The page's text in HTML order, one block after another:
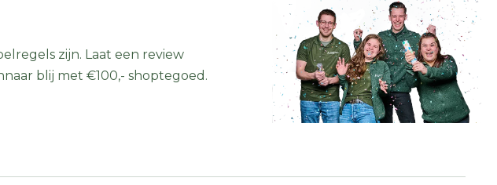
zijn. Laat een review
blij met €100,- shoptegoed.